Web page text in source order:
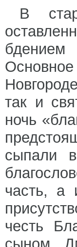
В
бдением
так и
ночь
сыпали
часть, а
честь